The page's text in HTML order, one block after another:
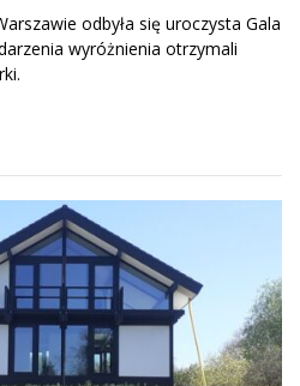
odbyła się uroczysta Gala
wyróżnienia otrzymali